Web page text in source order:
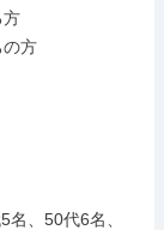
方
の方
、50代6名、